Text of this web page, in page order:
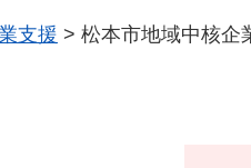
支援 > 松本市地域中核企